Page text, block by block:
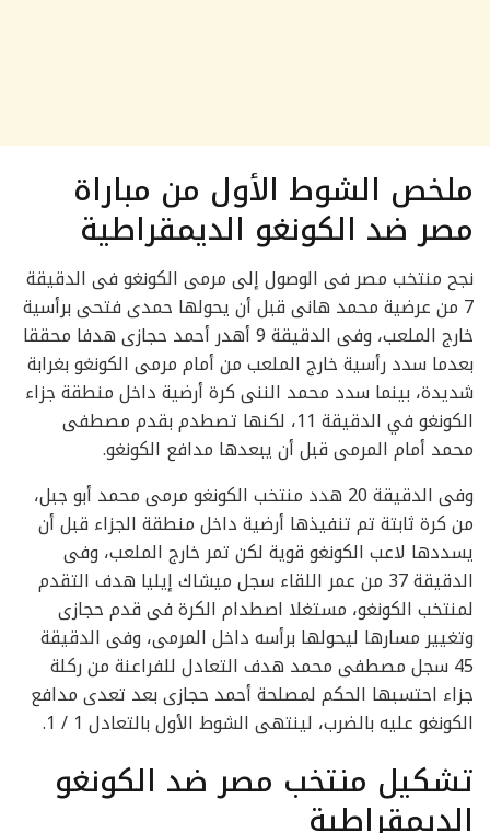
ملخص الشوط الأول من مباراة
مصر ضد الكونغو الديمقراطية
نجح منتخب مصر فى الوصول إلى مرمى الكونغو فى الدقيقة
7 من عرضية محمد هانى قبل أن يحولها حمدى فتحى برأسية
خارج الملعب، وفى الدقيقة 9 أهدر أحمد حجازى هدفا محققا
بعدما سدد رأسية خارج الملعب من أمام مرمى الكونغو بغرابة
شديدة، بينما سدد محمد الننى كرة أرضية داخل منطقة جزاء
الكونغو في الدقيقة 11، لكنها تصطدم بقدم مصطفى
محمد أمام المرمى قبل أن يبعدها مدافع الكونغو.
وفى الدقيقة 20 هدد منتخب الكونغو مرمى محمد أبو جبل،
من كرة ثابتة تم تنفيذها أرضية داخل منطقة الجزاء قبل أن
يسددها لاعب الكونغو قوية لكن تمر خارج الملعب، وفى
الدقيقة 37 من عمر اللقاء سجل ميشاك إيليا هدف التقدم
لمنتخب الكونغو، مستغلا اصطدام الكرة فى قدم حجازى
وتغيير مسارها ليحولها برأسه داخل المرمى، وفى الدقيقة
45 سجل مصطفى محمد هدف التعادل للفراعنة من ركلة
جزاء احتسبها الحكم لمصلحة أحمد حجازى بعد تعدى مدافع
الكونغو عليه بالضرب، لينتهى الشوط الأول بالتعادل 1 / 1.
تشكيل منتخب مصر ضد الكونغو
الديمقراطية